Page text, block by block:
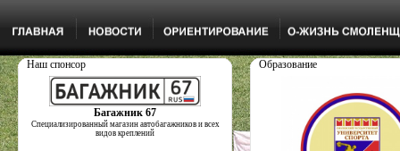
Наш спонсор
Багажник 67
Специализированный магазин автобагажников и всех
видов креплений
Образование